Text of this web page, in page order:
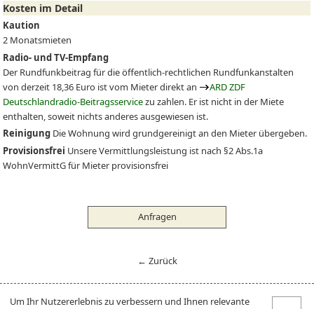
Kosten im Detail
Kaution
2 Monatsmieten
Radio- und TV-Empfang
Der Rundfunkbeitrag für die öffentlich-rechtlichen Rundfunkanstalten
von derzeit 18,36 Euro ist vom Mieter direkt an
ARD ZDF
Deutschlandradio-Beitragsservicezu zahlen. Er ist nicht in der Miete
enthalten, soweit nichts anderes ausgewiesen ist.
Reinigung Die Wohnung wird grundgereinigt an den Mieter übergeben.
Provisionsfrei Unsere Vermittlungsleistung ist nach §2 Abs.1a
WohnVermittG für Mieter provisionsfrei
Anfragen
← Zurück
Um Ihr Nutzererlebnis zu verbessern und Ihnen relevante